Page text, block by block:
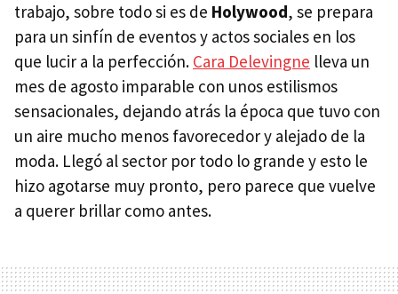
trabajo, sobre todo si es de Holywood, se prepara
para un sinfín de eventos y actos sociales en los
que lucir a la perfección. Cara Delevingne lleva un
mes de agosto imparable con unos estilismos
sensacionales, dejando atrás la época que tuvo con
un aire mucho menos favorecedor y alejado de la
moda. Llegó al sector por todo lo grande y esto le
hizo agotarse muy pronto, pero parece que vuelve
a querer brillar como antes.